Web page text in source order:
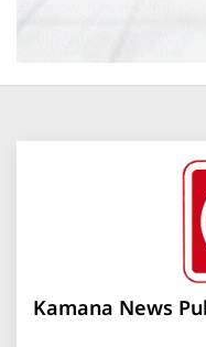
Kamana News